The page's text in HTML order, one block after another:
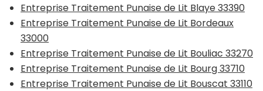
Entreprise Traitement Punaise de Lit Blaye 33390
Entreprise Traitement Punaise de Lit Bordeaux
33000
Entreprise Traitement Punaise de Lit Bouliac 33270
Entreprise Traitement Punaise de Lit Bourg 33710
Entreprise Traitement Punaise de Lit Bouscat 33110